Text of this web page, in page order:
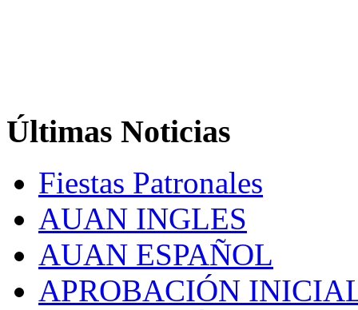
Últimas Noticias
Fiestas Patronales
AUAN INGLES
AUAN ESPAÑOL
APROBACIÓN